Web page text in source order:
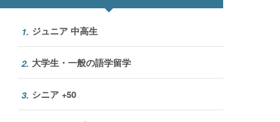
1. ジュニア 中高生
2. 大学生・一般の語学留学
3. シニア +50